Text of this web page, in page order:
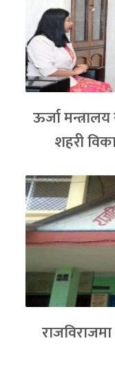
ऊर्जा
शहरी